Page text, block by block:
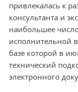
привлекалась к
консультанта и
наибольшее
исполнительной
базе которой в
технический
электронного